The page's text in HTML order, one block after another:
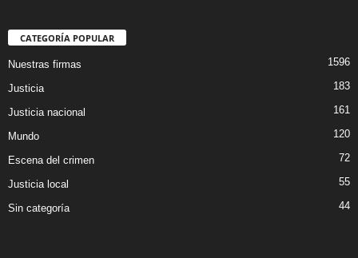
CATEGORÍA POPULAR
Nuestras firmas 1596
Justicia 183
Justicia nacional 161
Mundo 120
Escena del crimen 72
Justicia local 55
Sin categoría 44